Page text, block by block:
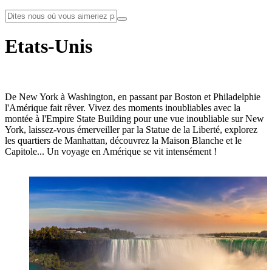
Etats-Unis
De New York à Washington, en passant par Boston et Philadelphie
l'Amérique fait rêver. Vivez des moments inoubliables avec la
montée à l'Empire State Building pour une vue inoubliable sur New
York, laissez-vous émerveiller par la Statue de la Liberté, explorez
les quartiers de Manhattan, découvrez la Maison Blanche et le
Capitole... Un voyage en Amérique se vit intensément !